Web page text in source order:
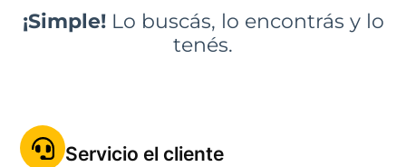
¡Simple!Lo buscás, lo encontrás y lo
tenés.
Servicio el cliente